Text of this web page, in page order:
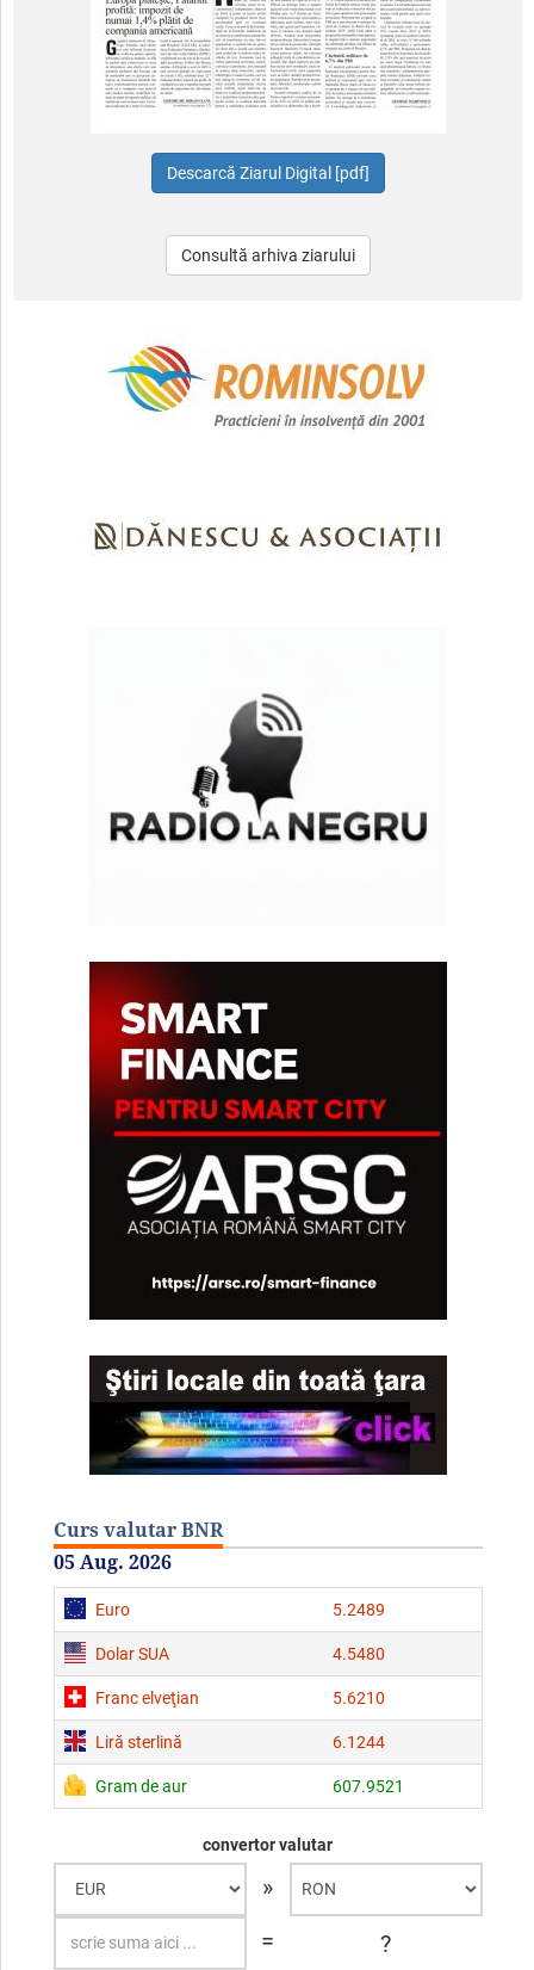
Consultă arhiva ziarului
Curs valutar BNR
05 Aug. 2026
Euro 5.2489
Dolar SUA 4.5480
Franc elveţian 5.6210
Liră sterlină 6.1244
Gram de aur 607.9521
convertor valutar
»
=
?